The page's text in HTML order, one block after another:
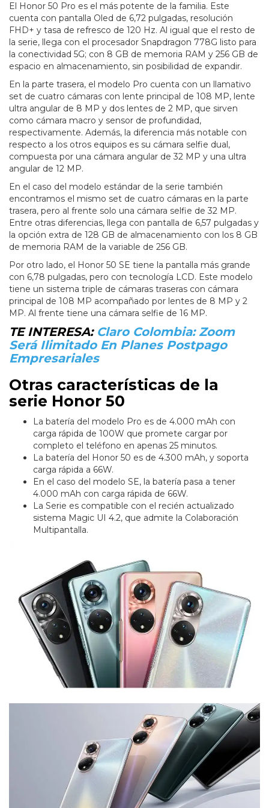
El Honor 50 Pro es el más potente de la familia. Este
cuenta con pantalla Oled de 6,72 pulgadas, resolución
FHD+ y tasa de refresco de 120 Hz. Al igual que el resto de
la serie, llega con el procesador Snapdragon 778G listo para
la conectividad 5G; con 8 GB de memoria RAM y 256 GB de
espacio en almacenamiento, sin posibilidad de expandir.
En la parte trasera, el modelo Pro cuenta con un llamativo
set de cuatro cámaras con lente principal de 108 MP, lente
ultra angular de 8 MP y dos lentes de 2 MP, que sirven
como cámara macro y sensor de profundidad,
respectivamente. Además, la diferencia más notable con
respecto a los otros equipos es su cámara selfie dual,
compuesta por una cámara angular de 32 MP y una ultra
angular de 12 MP.
En el caso del modelo estándar de la serie también
encontramos el mismo set de cuatro cámaras en la parte
trasera, pero al frente solo una cámara selfie de 32 MP.
Entre otras diferencias, llega con pantalla de 6,57 pulgadas y
la opción extra de 128 GB de almacenamiento con los 8 GB
de memoria RAM de la variable de 256 GB.
Por otro lado, el Honor 50 SE tiene la pantalla más grande
con 6,78 pulgadas, pero con tecnología LCD. Este modelo
tiene un sistema triple de cámaras traseras con cámara
principal de 108 MP acompañado por lentes de 8 MP y 2
MP. Al frente tiene una cámara selfie de 16 MP.
TE INTERESA: Claro Colombia: Zoom
Será Ilimitado En Planes Postpago
Empresariales
Otras características de la
serie Honor 50
La batería del modelo Pro es de 4.000 mAh con
carga rápida de 100W que promete cargar por
completo el teléfono en apenas 25 minutos.
La batería del Honor 50 es de 4.300 mAh, y soporta
carga rápida a 66W.
En el caso del modelo SE, la batería pasa a tener
4.000 mAh con carga rápida de 66W.
La Serie es compatible con el recién actualizado
sistema Magic UI 4.2, que admite la Colaboración
Multipantalla.